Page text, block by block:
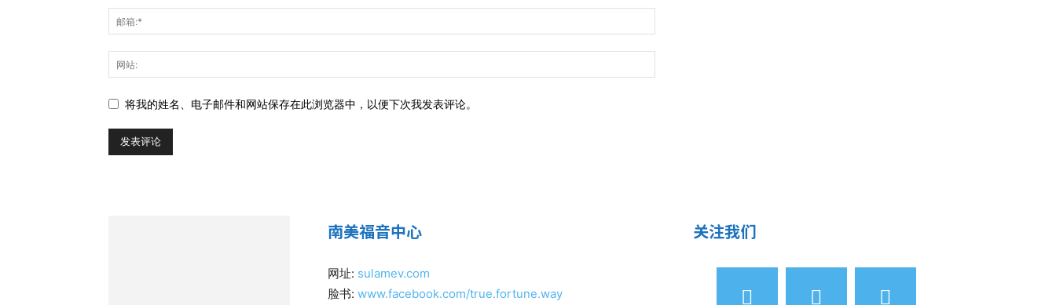
将我的姓名、电子邮件和网站保存在此浏览器中，以便下次我发表评论。
南美福音中心
网址: sulamev.com
脸书: www.facebook.com/true.fortune.way
关注我们